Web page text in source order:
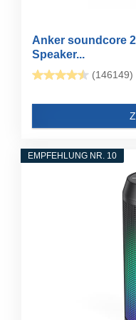
Anker soundcore
Speaker...
(146149)
EMPFEHLUNG NR. 10